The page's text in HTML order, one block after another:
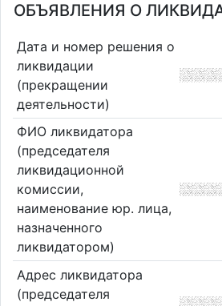
ОБЪЯВЛЕНИЯ О
Дата и номер решения о
ликвидации
(прекращении
деятельности)
ФИО ликвидатора
(председателя
ликвидационной
комиссии,
наименование юр. лица,
назначенного
ликвидатором)
Адрес ликвидатора
(председателя